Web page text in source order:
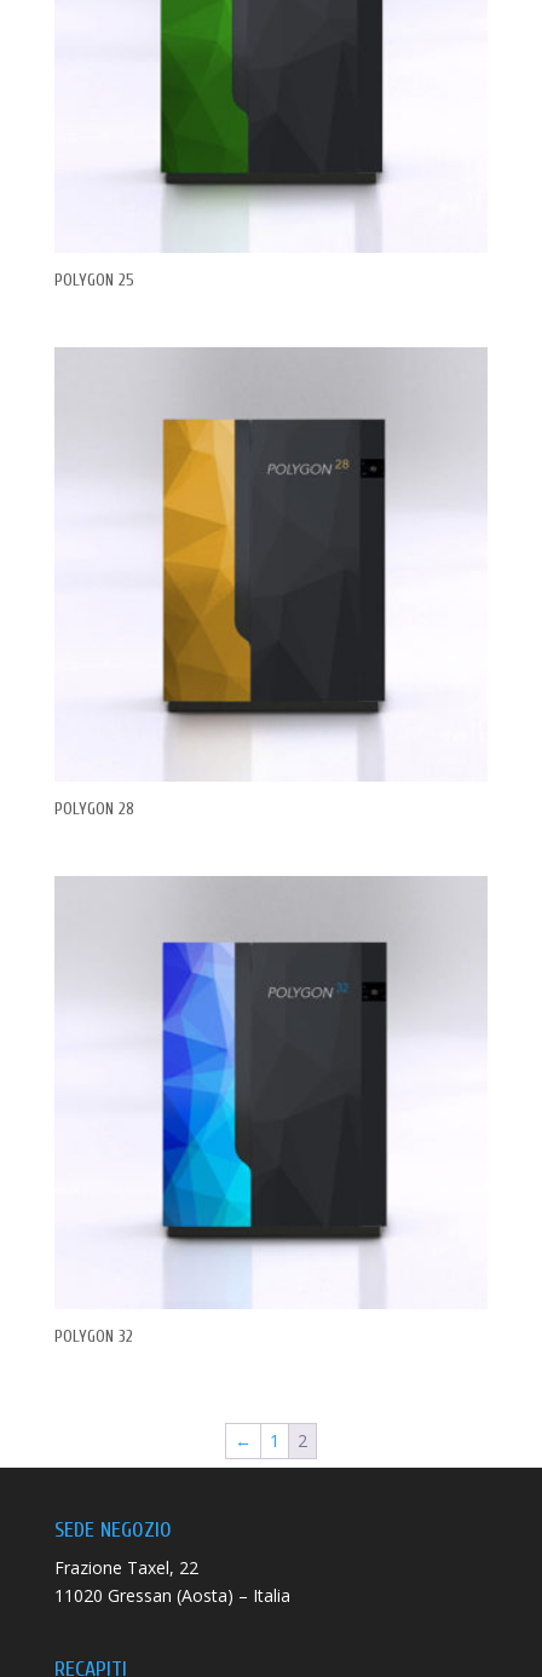
POLYGON 25
POLYGON 28
POLYGON 32
← 1 2
SEDE NEGOZIO
Frazione Taxel, 22
11020 Gressan (Aosta) – Italia
RECAPITI